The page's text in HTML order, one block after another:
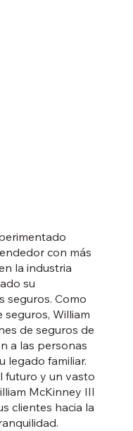
con más
la industria
su
seguros. Como
seguros, William
de seguros de
a las personas
legado familiar.
futuro y un vasto
McKinney III
clientes hacia la